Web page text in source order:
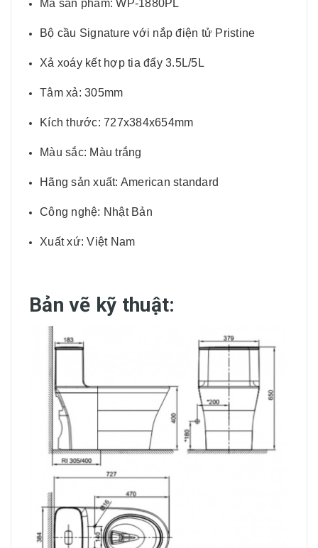
Mã sản phẩm: WP-1880PL
Bộ cầu Signature với nắp điện tử Pristine
Xả xoáy kết hợp tia đẩy 3.5L/5L
Tâm xả: 305mm
Kích thước: 727x384x654mm
Màu sắc: Màu trắng
Hãng sản xuất: American standard
Công nghệ: Nhật Bản
Xuất xứ: Việt Nam
Bản vẽ kỹ thuật: